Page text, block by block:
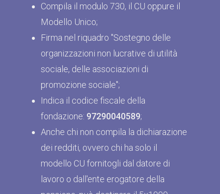
Compila il modulo 730, il CU oppure il
Modello Unico;
Firma nel riquadro "Sostegno delle
organizzazioni non lucrative di utilità
sociale, delle associazioni di
promozione sociale";
Indica il codice fiscale della
fondazione: 97290040589;
Anche chi non compila la dichiarazione
dei redditi, ovvero chi ha solo il
modello CU fornitogli dal datore di
lavoro o dall'ente erogatore della